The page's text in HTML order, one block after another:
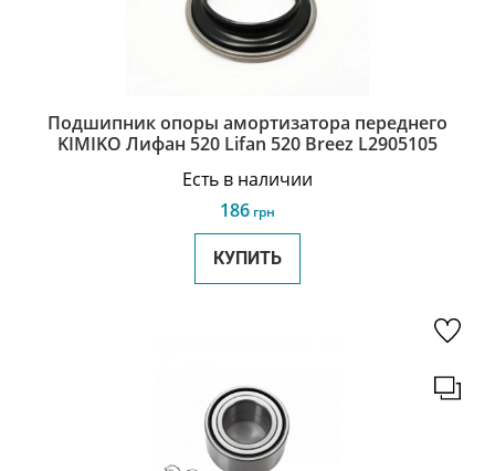
Подшипник опоры амортизатора переднего
KIMIKO Лифан 520 Lifan 520 Breez L2905105
Есть в наличии
186 грн
КУПИТЬ